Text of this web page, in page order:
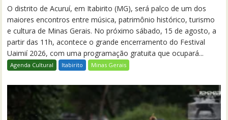
O distrito de Acuruí, em Itabirito (MG), será palco de um dos
maiores encontros entre música, patrimônio histórico, turismo
e cultura de Minas Gerais. No próximo sábado, 15 de agosto, a
partir das 11h, acontece o grande encerramento do Festival
Uaimií 2026, com uma programação gratuita que ocupará...
Agenda Cultural Itabirito Minas Gerais